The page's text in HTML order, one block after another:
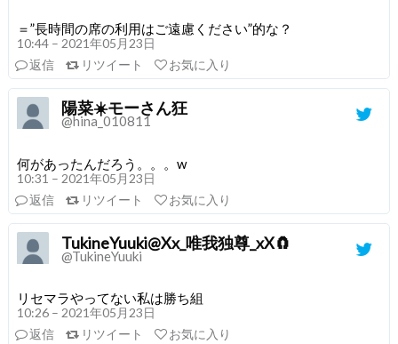
＝”長時間の席の利用はご遠慮ください”的な？
10:44 – 2021年05月23日
返信
リツイート お気に入り
陽菜☀️モーさん狂
@hina_010811
何があったんだろう。。。w
10:31 – 2021年05月23日
返信
リツイート お気に入り
TukineYuuki@Xx_唯我独尊_xX🧲
@TukineYuuki
リセマラやってない私は勝ち組
10:26 – 2021年05月23日
返信
リツイート お気に入り